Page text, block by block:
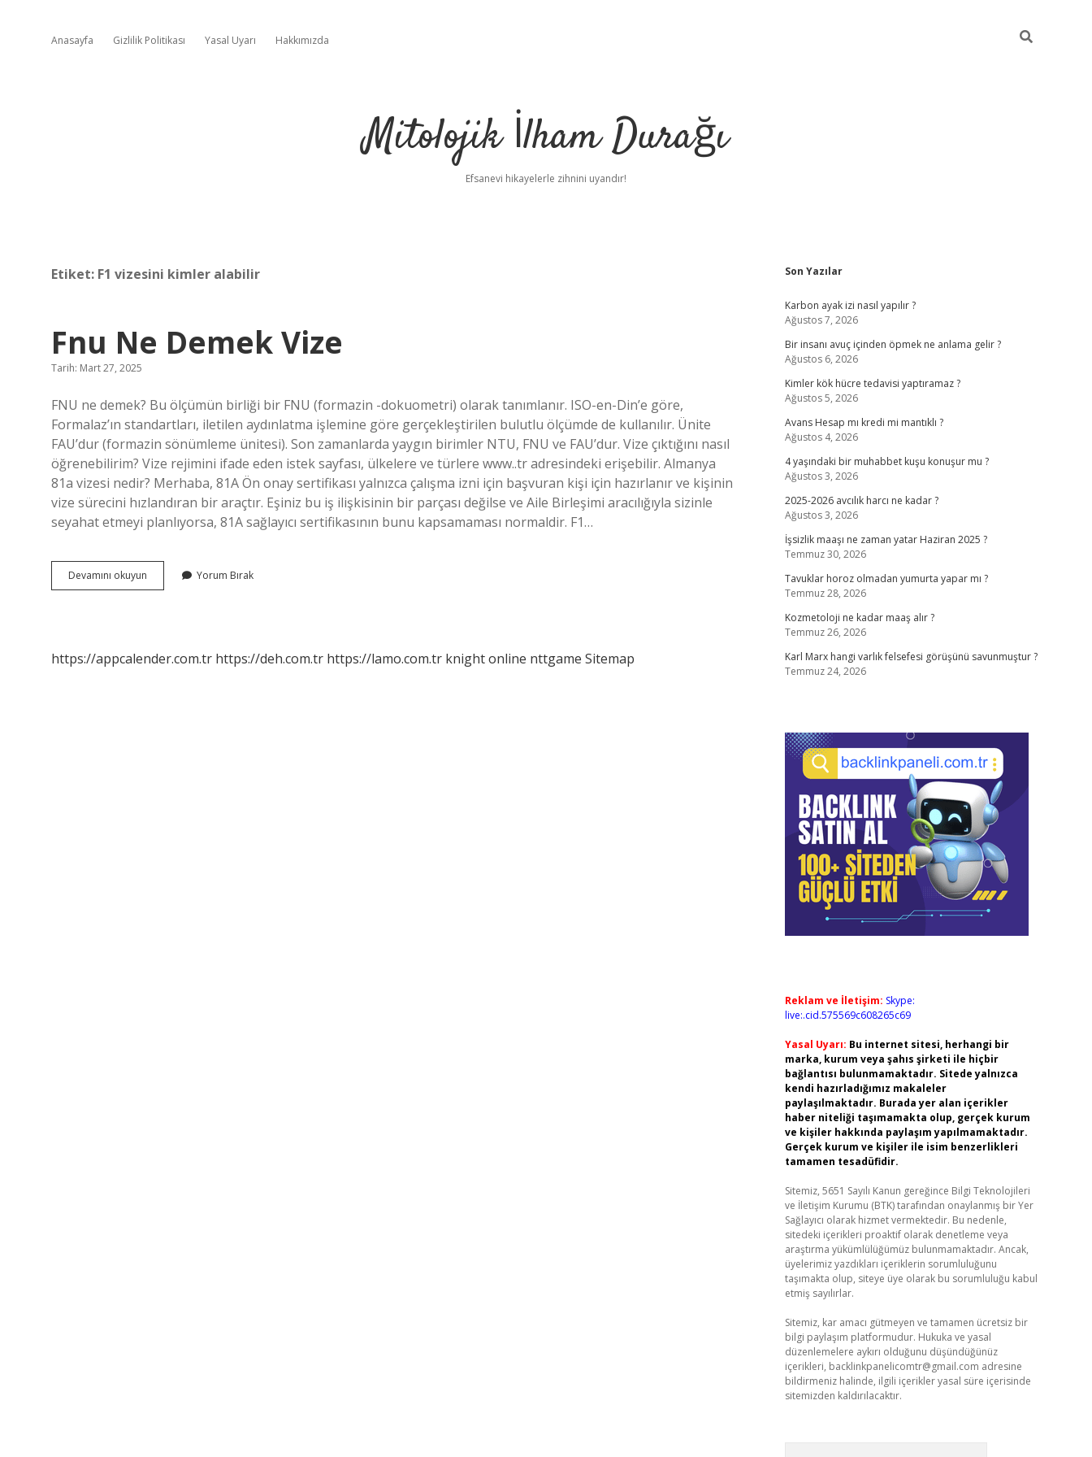
Anasayfa Gizlilik Politikası Yasal Uyarı Hakkımızda
Mitolojik İlham Durağı
Efsanevi hikayelerle zihnini uyandır!
Etiket: F1 vizesini kimler alabilir
Fnu Ne Demek Vize
Tarih: Mart 27, 2025
FNU ne demek? Bu ölçümün birliği bir FNU (formazin -dokuometri) olarak tanımlanır. ISO-en-Din’e göre,
Formalaz’ın standartları, iletilen aydınlatma işlemine göre gerçekleştirilen bulutlu ölçümde de kullanılır. Ünite
FAU’dur (formazin sönümleme ünitesi). Son zamanlarda yaygın birimler NTU, FNU ve FAU’dur. Vize çıktığını nasıl
öğrenebilirim? Vize rejimini ifade eden istek sayfası, ülkelere ve türlere www..tr adresindeki erişebilir. Almanya
81a vizesi nedir? Merhaba, 81A Ön onay sertifikası yalnızca çalışma izni için başvuran kişi için hazırlanır ve kişinin
vize sürecini hızlandıran bir araçtır. Eşiniz bu iş ilişkisinin bir parçası değilse ve Aile Birleşimi aracılığıyla sizinle
seyahat etmeyi planlıyorsa, 81A sağlayıcı sertifikasının bunu kapsamaması normaldir. F1…
Devamını okuyun
Ne
Yorum Bırak
https://appcalender.com.tr https://deh.com.tr https://lamo.com.tr knight online nttgame Sitemap
Sidebar
Son Yazılar
Karbon ayak izi nasıl yapılır ?
Ağustos 7, 2026
Bir insanı avuç içinden öpmek ne anlama gelir ?
Ağustos 6, 2026
Kimler kök hücre tedavisi yaptıramaz ?
Ağustos 5, 2026
Avans Hesap mı kredi mi mantıklı ?
Ağustos 4, 2026
4 yaşındaki bir muhabbet kuşu konuşur mu ?
Ağustos 3, 2026
2025-2026 avcılık harcı ne kadar ?
Ağustos 3, 2026
İşsizlik maaşı ne zaman yatar Haziran 2025 ?
Temmuz 30, 2026
Tavuklar horoz olmadan yumurta yapar mı ?
Temmuz 28, 2026
Kozmetoloji ne kadar maaş alır ?
Temmuz 26, 2026
Karl Marx hangi varlık felsefesi görüşünü savunmuştur ?
Temmuz 24, 2026
Reklam ve İletişim: Skype:
live:.cid.575569c608265c69
Yasal Uyarı: Bu internet sitesi, herhangi bir
marka, kurum veya şahıs şirketi ile hiçbir
bağlantısı bulunmamaktadır. Sitede yalnızca
kendi hazırladığımız makaleler
paylaşılmaktadır. Burada yer alan içerikler
haber niteliği taşımamakta olup, gerçek kurum
ve kişiler hakkında paylaşım yapılmamaktadır.
Gerçek kurum ve kişiler ile isim benzerlikleri
tamamen tesadüfidir.
Sitemiz, 5651 Sayılı Kanun gereğince Bilgi Teknolojileri
ve İletişim Kurumu (BTK) tarafından onaylanmış bir Yer
Sağlayıcı olarak hizmet vermektedir. Bu nedenle,
sitedeki içerikleri proaktif olarak denetleme veya
araştırma yükümlülüğümüz bulunmamaktadır. Ancak,
üyelerimiz yazdıkları içeriklerin sorumluluğunu
taşımakta olup, siteye üye olarak bu sorumluluğu kabul
etmiş sayılırlar.
Sitemiz, kar amacı gütmeyen ve tamamen ücretsiz bir
bilgi paylaşım platformudur. Hukuka ve yasal
düzenlemelere aykırı olduğunu düşündüğünüz
içerikleri, backlinkpanelicomtr@gmail.com adresine
bildirmeniz halinde, ilgili içerikler yasal süre içerisinde
sitemizden kaldırılacaktır.